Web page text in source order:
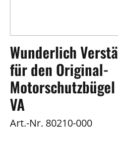
Wunderlich
für den Original-
Motorschutzbügel
VA
Art.-Nr. 80210-000